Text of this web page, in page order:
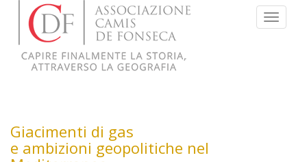
Menu
Giacimenti di gas
e ambizioni geopolitiche nel